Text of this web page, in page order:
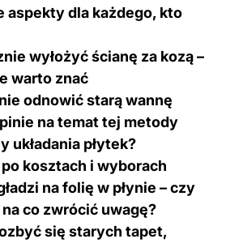
aspekty dla każdego, kto
wyłożyć ścianę za kozą –
warto znać
odnowić starą wannę
na temat tej metody
układania płytek?
kosztach i wyborach
na folię w płynie – czy
co zwrócić uwagę?
się starych tapet,